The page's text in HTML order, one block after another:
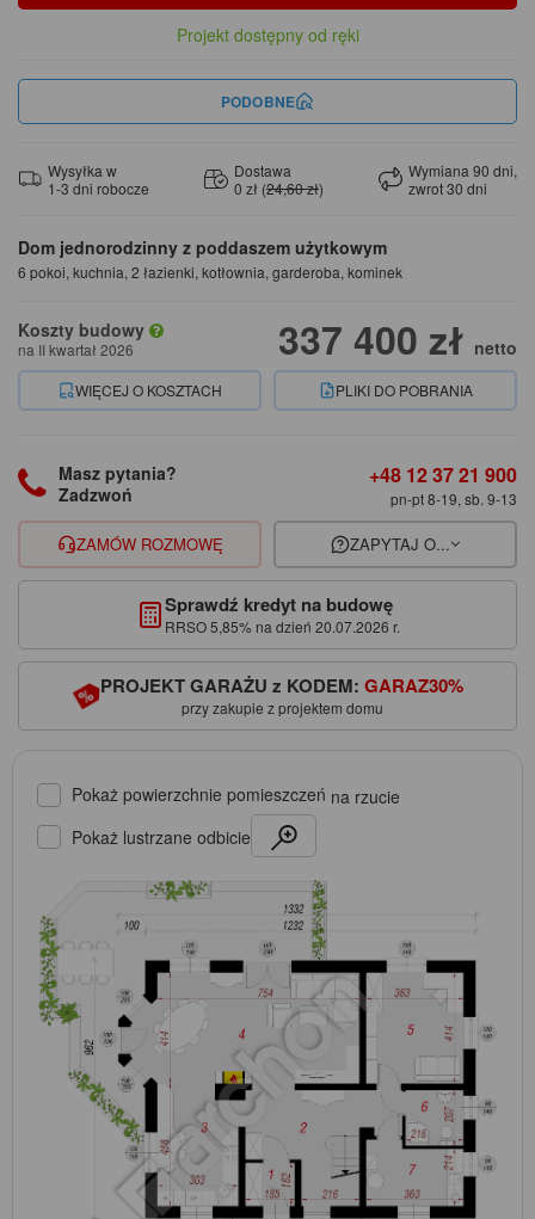
Dom jednorodzinny z poddaszem użytkowym
6 pokoi, kuchnia, 2 łazienki, kotłownia, garderoba, kominek
Koszty budowy
na II kwartał 2026 337 400 zł netto
WIĘCEJ O KOSZTACH PLIKI DO POBRANIA
Projekt dostępny od ręki
PODOBNE
Wysyłka w
1-3 dni robocze
Dostawa
0 zł (24,60 zł)
Wymiana 90 dni,
zwrot 30 dni
Masz pytania?
Zadzwoń
+48 12 37 21 900
pn-pt 8-19, sb. 9-13
ZAMÓW ROZMOWĘ ZAPYTAJ O...
Sprawdź kredyt na budowę
RRSO 5,85% na dzień 20.07.2026 r.
PROJEKT GARAŻU z KODEM: GARAZ30%
przy zakupie z projektem domu
Pokaż powierzchnie pomieszczeń na rzucie
Pokaż lustrzane odbicie